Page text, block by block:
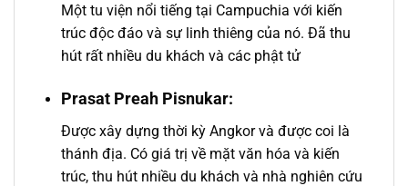
Một tu viện nổi tiếng tại Campuchia với kiến
trúc độc đáo và sự linh thiêng của nó. Đã thu
hút rất nhiều du khách và các phật tử
Prasat Preah Pisnukar:
Được xây dựng thời kỳ Angkor và được coi là
thánh địa. Có giá trị về mặt văn hóa và kiến
trúc, thu hút nhiều du khách và nhà nghiên cứu